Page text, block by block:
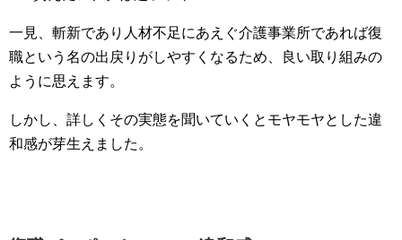
一見、斬新であり人材不足にあえぐ介護事業所であれば復
職という名の出戻りがしやすくなるため、良い取り組みの
ように思えます。
しかし、詳しくその実態を聞いていくとモヤモヤとした違
和感が芽生えました。